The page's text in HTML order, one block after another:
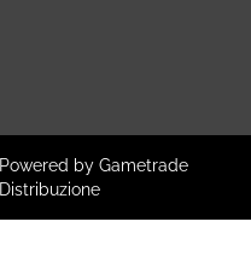
Powered by Gametrade
Distribuzione